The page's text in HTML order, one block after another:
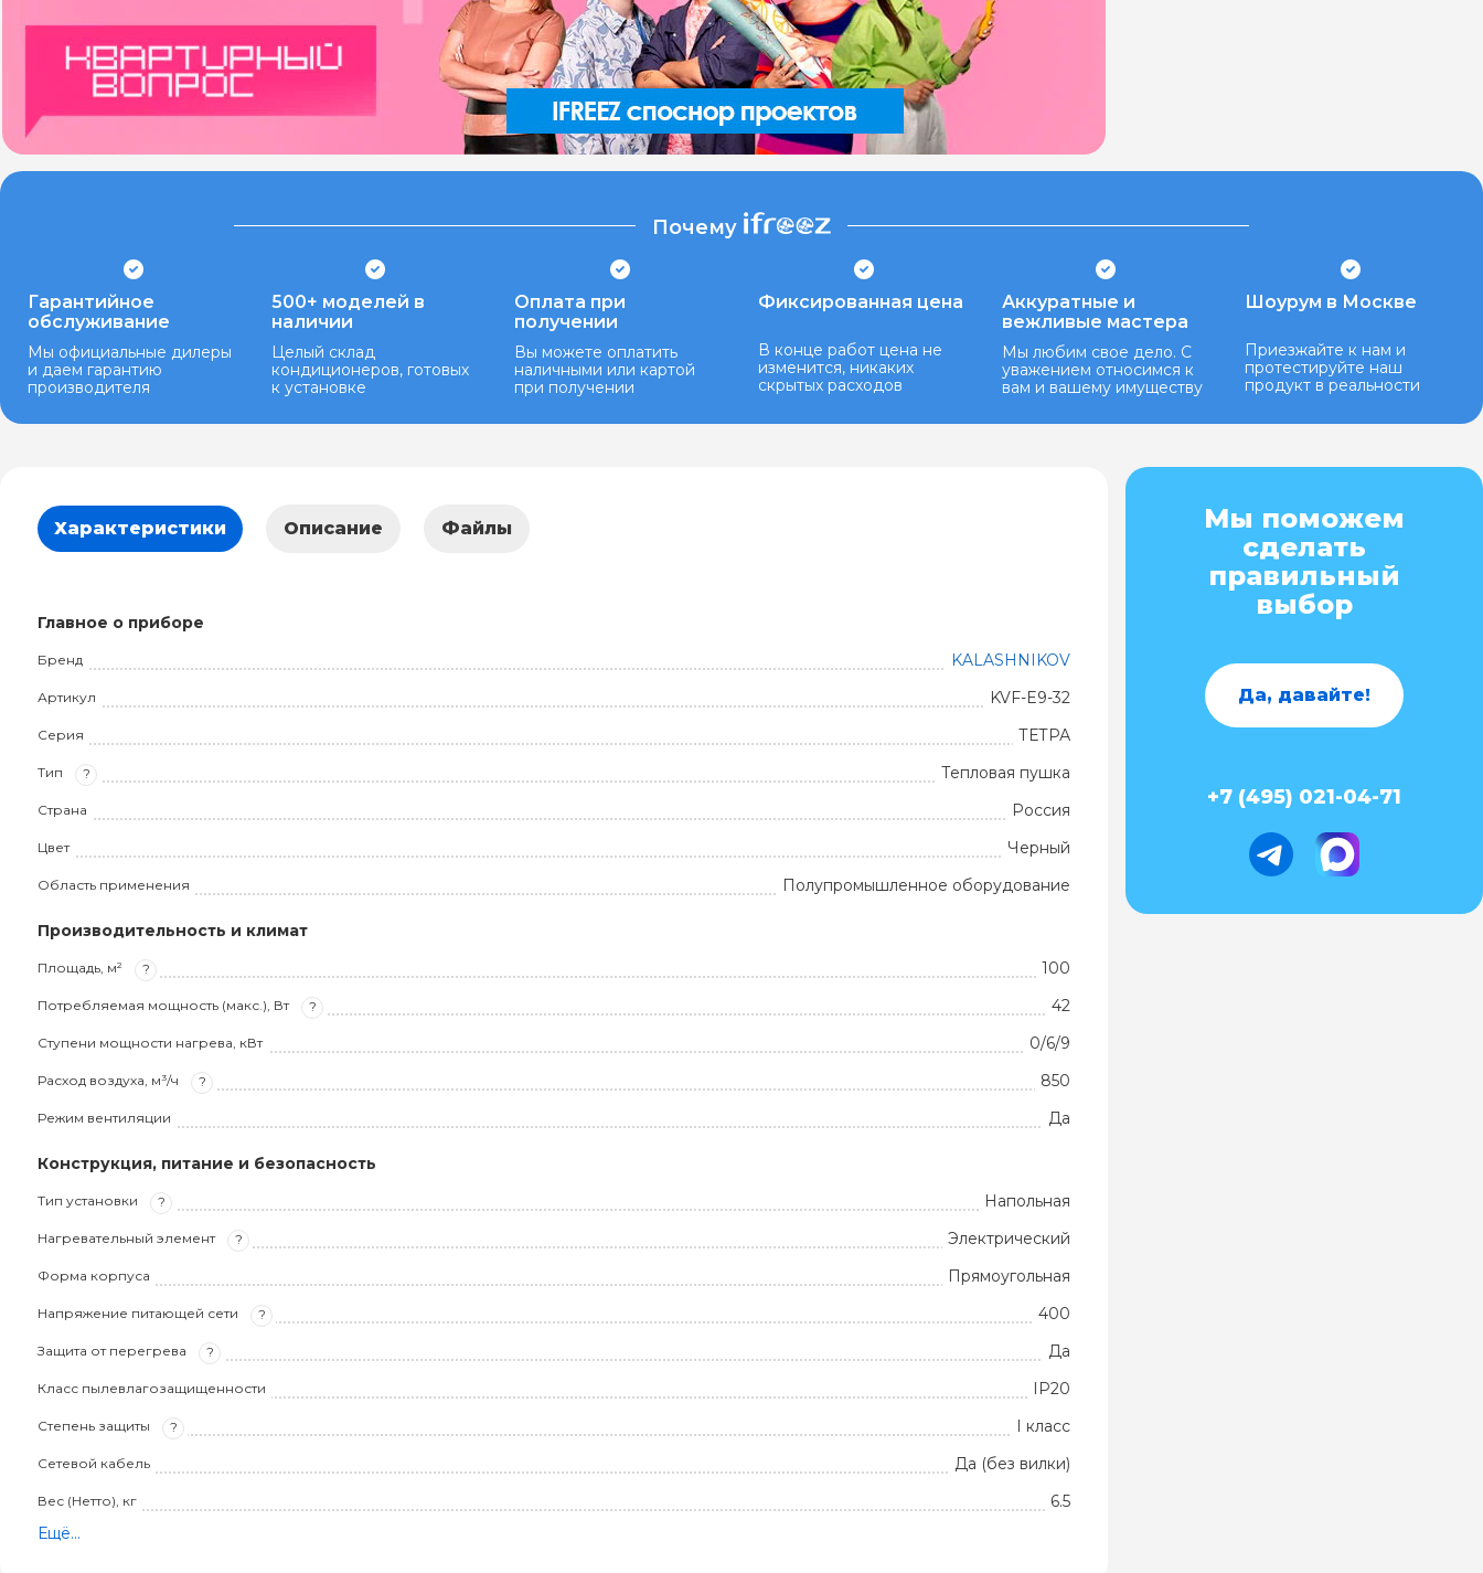
Почему
Гарантийное
обслуживание
Мы официальные дилеры
и даем гарантию
производителя
500+ моделей в
наличии
Целый склад
кондиционеров, готовых
к установке
Оплата при
получении
Вы можете оплатить
наличными или картой
при получении
Фиксированная цена
В конце работ цена не
изменится, никаких
скрытых расходов
Аккуратные и
вежливые мастера
Мы любим свое дело. С
уважением относимся к
вам и вашему имуществу
Шоурум в Москве
Приезжайте к нам и
протестируйте наш
продукт в реальности
Характеристики Описание Файлы
Главное о приборе
Бренд KALASHNIKOV
Артикул KVF-E9-32
Серия ТЕТРА
Тип ? Тепловая пушка
Страна Россия
Цвет Черный
Область применения Полупромышленное оборудование
Производительность и климат
Площадь, м² ? 100
Потребляемая мощность (макс.), Вт ? 42
Ступени мощности нагрева, кВт 0/6/9
Расход воздуха, м³/ч ? 850
Режим вентиляции Да
Конструкция, питание и безопасность
Тип установки ? Напольная
Нагревательный элемент ? Электрический
Форма корпуса Прямоугольная
Напряжение питающей сети ? 400
Защита от перегрева ? Да
Класс пылевлагозащищенности IP20
Степень защиты ? I класс
Сетевой кабель Да (без вилки)
Вес (Нетто), кг
6.5
Ещё...
Мы поможем
сделать
правильный
выбор
Да, давайте!
+7 (495) 021-04-71